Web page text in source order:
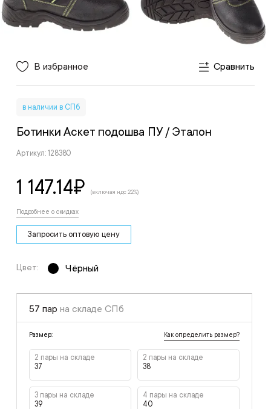
В избранное Сравнить
в наличии в СПб
Ботинки Аскет подошва ПУ / Эталон
Артикул: 128380
1 147.14₽ (включая ндс 22%)
Подробнее о скидках
Запросить оптовую цену
Цвет: Чёрный
57 пар на складе СПб
Размер: Как определить размер?
2 пары на складе
37
2 пары на складе
38
3 пары на складе
39
4 пары на складе
40